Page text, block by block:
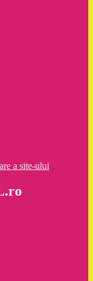
a site-ului